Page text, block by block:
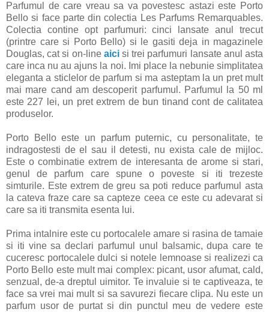
Parfumul de care vreau sa va povestesc astazi este Porto
Bello si face parte din colectia Les Parfums Remarquables.
Colectia contine opt parfumuri: cinci lansate anul trecut
(printre care si Porto Bello) si le gasiti deja in magazinele
Douglas, cat si on-line aicisi trei parfumuri lansate anul asta
care inca nu au ajuns la noi. Imi place la nebunie simplitatea
eleganta a sticlelor de parfum si ma asteptam la un pret mult
mai mare cand am descoperit parfumul. Parfumul la 50 ml
este 227 lei, un pret extrem de bun tinand cont de calitatea
produselor.
Porto Bello este un parfum puternic, cu personalitate, te
indragostesti de el sau il detesti, nu exista cale de mijloc.
Este o combinatie extrem de interesanta de arome si stari,
genul de parfum care spune o poveste si iti trezeste
simturile. Este extrem de greu sa poti reduce parfumul asta
la cateva fraze care sa capteze ceea ce este cu adevarat si
care sa iti transmita esenta lui.
Prima intalnire este cu portocalele amare si rasina de tamaie
si iti vine sa declari parfumul unul balsamic, dupa care te
cuceresc portocalele dulci si notele lemnoase si realizezi ca
Porto Bello este mult mai complex: picant, usor afumat, cald,
senzual, de-a dreptul uimitor. Te invaluie si te captiveaza, te
face sa vrei mai mult si sa savurezi fiecare clipa. Nu este un
parfum usor de purtat si din punctul meu de vedere este